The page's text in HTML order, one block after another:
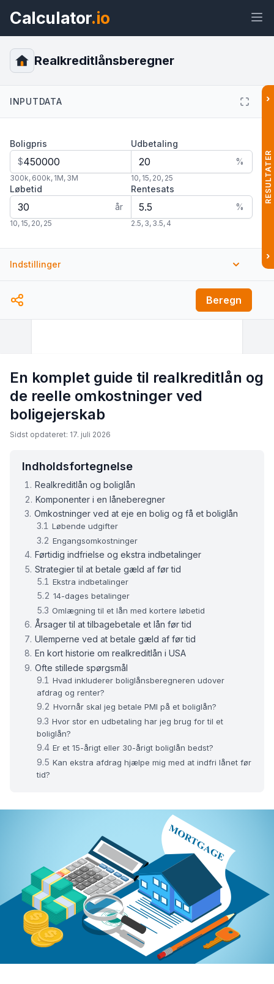
Calculator.io
Forhåndsvisning
Realkreditlånsberegner Widget
Realkreditlånsberegner
INPUTDATA
Boligpris
$
300k, 600k, 1M, 3M
Udbetaling
%
10, 15, 20, 25
Løbetid
år
10, 15, 20, 25
Rentesats
%
2.5, 3, 3.5, 4
Indstillinger
pr. år
Husforsikring
PMI
HOA Gebyr
$
pr. måned
$
pr. år
Beregn
›
RESULTATER
›
En komplet guide til realkreditlån og
de reelle omkostninger ved
boligejerskab
Sidst opdateret: 17. juli 2026
Indholdsfortegnelse
Realkreditlån og boliglån
Komponenter i en låneberegner
Omkostninger ved at eje en bolig og få et boliglån
Løbende udgifter
Engangsomkostninger
Førtidig indfrielse og ekstra indbetalinger
Strategier til at betale gæld af før tid
Ekstra indbetalinger
14-dages betalinger
Omlægning til et lån med kortere løbetid
Årsager til at tilbagebetale et lån før tid
Ulemperne ved at betale gæld af før tid
En kort historie om realkreditlån i USA
Ofte stillede spørgsmål
Hvad inkluderer boliglånsberegneren udover
afdrag og renter?
Hvornår skal jeg betale PMI på et boliglån?
Hvor stor en udbetaling har jeg brug for til et
boliglån?
Er et 15-årigt eller 30-årigt boliglån bedst?
Kan ekstra afdrag hjælpe mig med at indfri lånet før
tid?